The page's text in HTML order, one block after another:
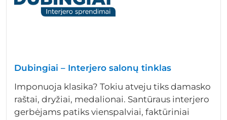
Dubingiai – Interjero salonų tinklas
Imponuoja klasika? Tokiu atveju tiks damasko
raštai, dryžiai, medalionai. Santūraus interjero
gerbėjams patiks vienspalviai, faktūriniai